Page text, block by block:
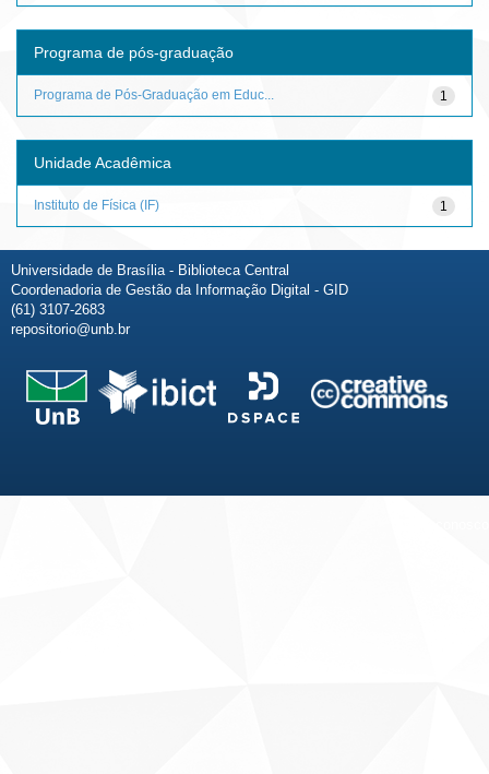
Programa de pós-graduação
1
Programa de Pós-Graduação em Educ...
Unidade Acadêmica
1
Instituto de Física (IF)
Universidade de Brasília - Biblioteca Central
Coordenadoria de Gestão da Informação Digital - GID
(61) 3107-2683
repositorio@unb.br